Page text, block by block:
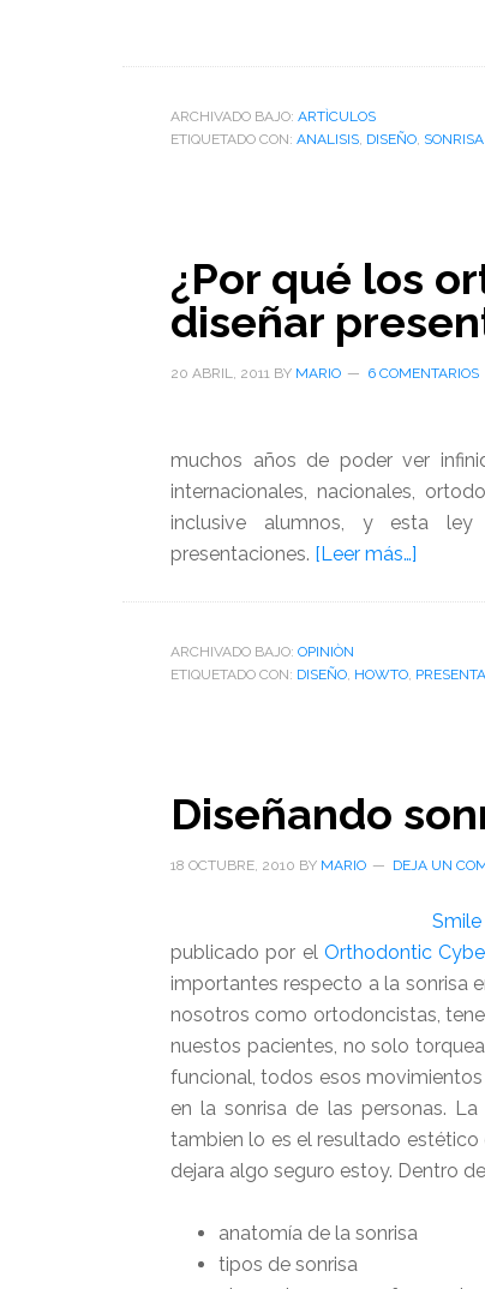
ARCHIVADO BAJO: ARTÌCULOS
ETIQUETADO CON: ANALISIS, DISEÑO, SONRISA
¿Por qué los
diseñar
20 ABRIL, 2011 BY MARIO 6 COMENTARIOS
muchos años de poder ver
internacionales, nacionales,
inclusive alumnos, y esta
presentaciones. [Leer más…]
los
diseñar
ARCHIVADO BAJO: OPINIÒN
ETIQUETADO CON: DISEÑO, HOWTO,
Diseñando
18 OCTUBRE, 2010 BY MARIO DEJA UN
publicado por el Orthodontic
importantes respecto a la sonrisa
nosotros como ortodoncistas,
nuestos pacientes, no solo
funcional, todos esos
en la sonrisa de las personas.
tambien lo es el resultado
dejara algo seguro estoy. Dentro
anatomía de la sonrisa
tipos de sonrisa